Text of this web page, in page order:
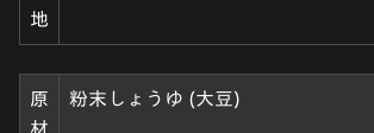
地
原
材
粉末しょうゆ (大豆)